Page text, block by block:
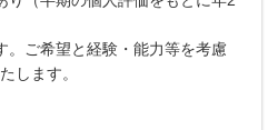
ご希望と経験・能力等を考慮
します。